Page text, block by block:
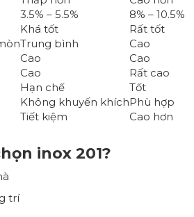
3.5% – 5.5%
8% – 10.5%
Khá tốt
Rất tốt
Trung bình
Cao
Cao
Cao
Cao
Rất cao
Hạn chế
Tốt
Không khuyến khíchPhù hợp
Tiết kiệm Cao hơn
inox 201?
trí